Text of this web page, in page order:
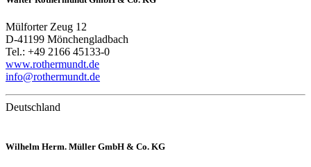
Mülforter Zeug 12
D-41199 Mönchengladbach
Tel.: +49 2166 45133-0
www.rothermundt.de
info@rothermundt.de
Deutschland
Wilhelm Herm. Müller GmbH & Co. KG